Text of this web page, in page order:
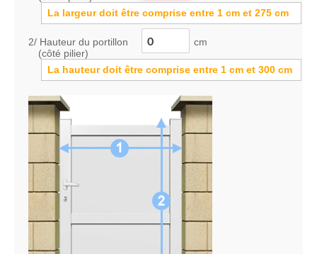
La largeur doit être comprise entre 1 cm et 275 cm
2/ Hauteur du portillon
(côté pilier)
cm
La hauteur doit être comprise entre 1 cm et 300 cm